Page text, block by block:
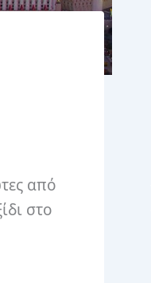
από
στο